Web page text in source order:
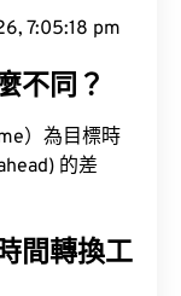
7:05:19 pm
不同？
）為目標時
的差
間轉換工